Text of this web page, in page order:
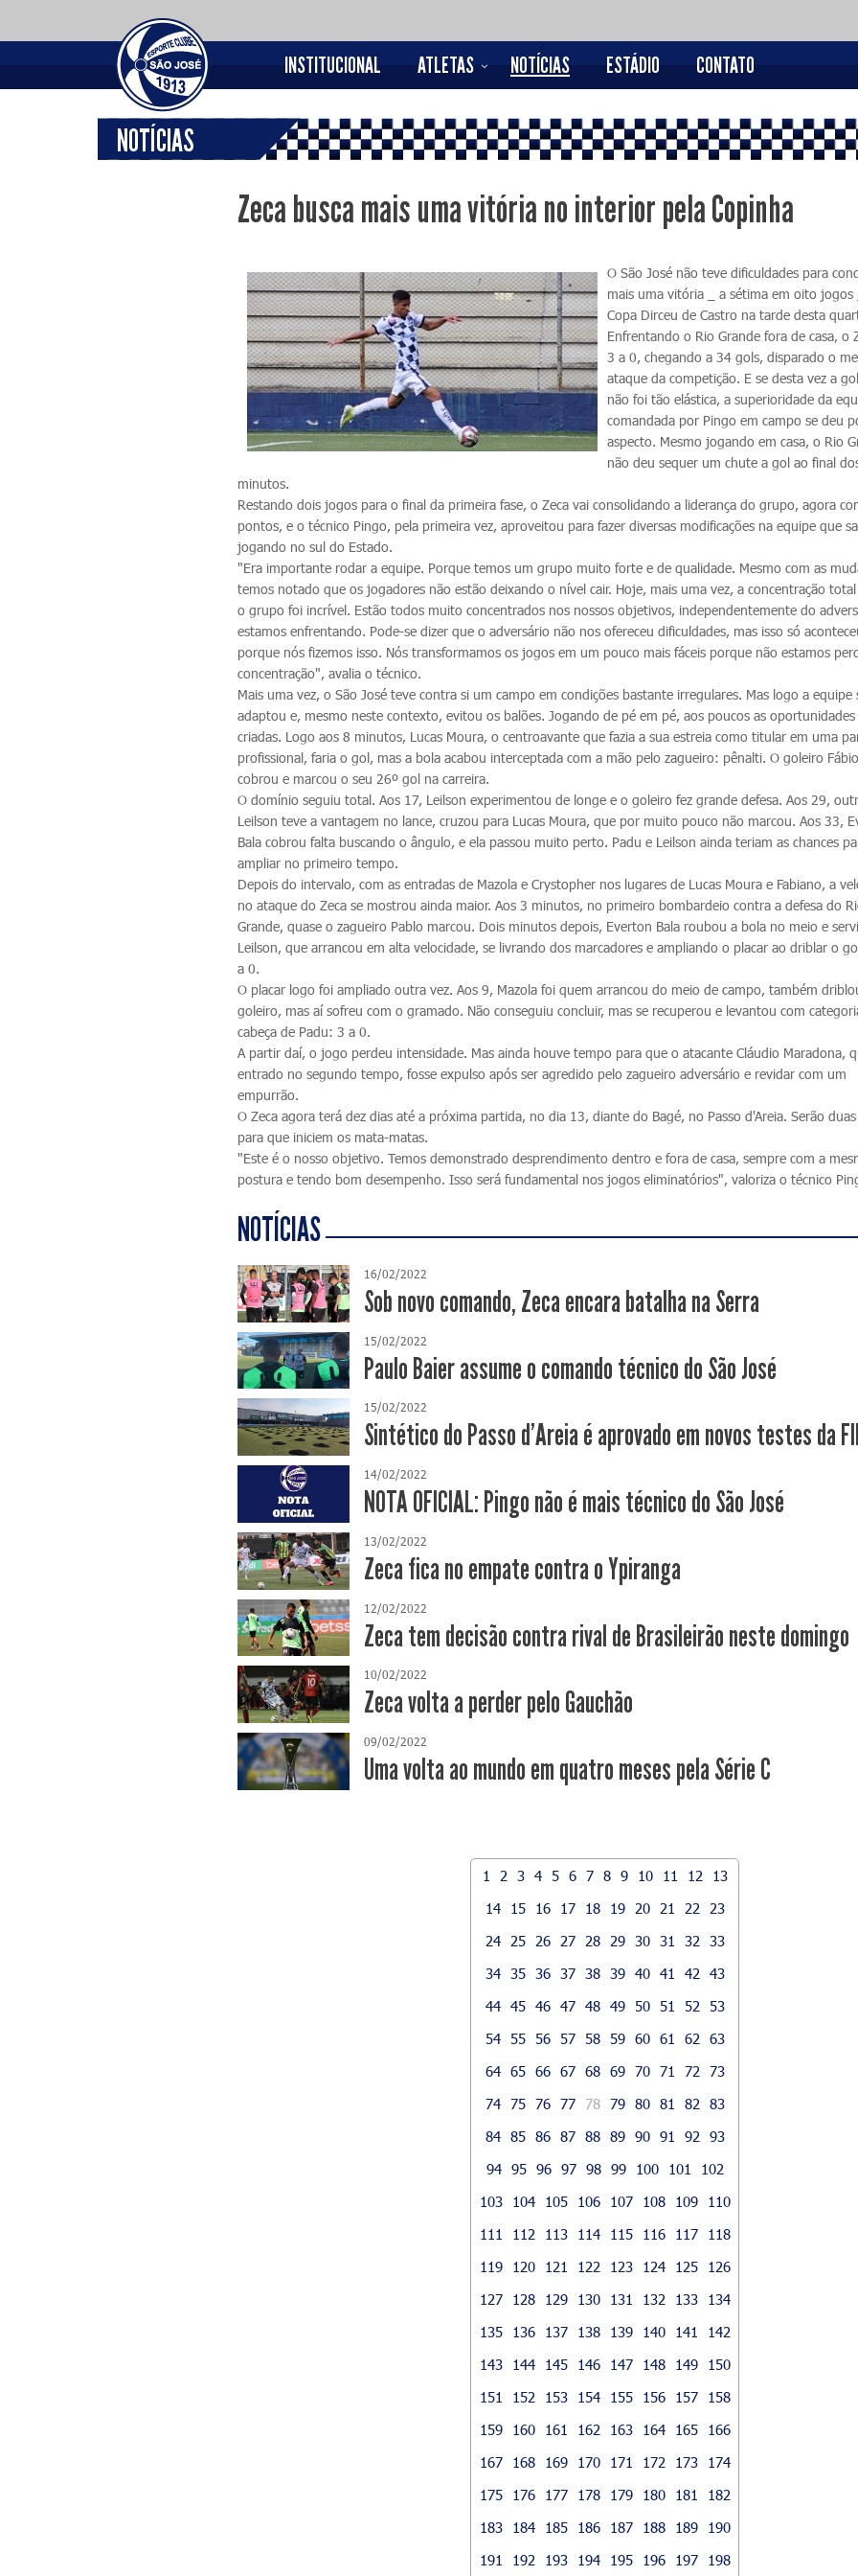
INSTITUCIONAL ATLETAS NOTÍCIAS ESTÁDIO CONTATO
NOTÍCIAS
Zeca busca mais uma vitória no interior pela Copinha
O São José não teve dificuldades para
mais uma vitória _ a sétima em oito jogos
Copa Dirceu de Castro na tarde desta
Enfrentando o Rio Grande fora de casa, o
3 a 0, chegando a 34 gols, disparado o
ataque da competição. E se desta vez a
não foi tão elástica, a superioridade da
comandada por Pingo em campo se deu
aspecto. Mesmo jogando em casa, o Rio
não deu sequer um chute a gol ao final
minutos.
Restando dois jogos para o final da primeira fase, o Zeca vai consolidando a liderança do grupo, agora
pontos, e o técnico Pingo, pela primeira vez, aproveitou para fazer diversas modificações na equipe que
jogando no sul do Estado.
"Era importante rodar a equipe. Porque temos um grupo muito forte e de qualidade. Mesmo com as
temos notado que os jogadores não estão deixando o nível cair. Hoje, mais uma vez, a concentração
o grupo foi incrível. Estão todos muito concentrados nos nossos objetivos, independentemente do
estamos enfrentando. Pode-se dizer que o adversário não nos ofereceu dificuldades, mas isso só
porque nós fizemos isso. Nós transformamos os jogos em um pouco mais fáceis porque não estamos
concentração", avalia o técnico.
Mais uma vez, o São José teve contra si um campo em condições bastante irregulares. Mas logo a equipe
adaptou e, mesmo neste contexto, evitou os balões. Jogando de pé em pé, aos poucos as
criadas. Logo aos 8 minutos, Lucas Moura, o centroavante que fazia a sua estreia como titular em uma
profissional, faria o gol, mas a bola acabou interceptada com a mão pelo zagueiro: pênalti. O goleiro
cobrou e marcou o seu 26º gol na carreira.
O domínio seguiu total. Aos 17, Leilson experimentou de longe e o goleiro fez grande defesa. Aos 29,
Leilson teve a vantagem no lance, cruzou para Lucas Moura, que por muito pouco não marcou. Aos 33,
Bala cobrou falta buscando o ângulo, e ela passou muito perto. Padu e Leilson ainda teriam as chances
ampliar no primeiro tempo.
Depois do intervalo, com as entradas de Mazola e Crystopher nos lugares de Lucas Moura e Fabiano, a
no ataque do Zeca se mostrou ainda maior. Aos 3 minutos, no primeiro bombardeio contra a defesa do
Grande, quase o zagueiro Pablo marcou. Dois minutos depois, Everton Bala roubou a bola no meio e
Leilson, que arrancou em alta velocidade, se livrando dos marcadores e ampliando o placar ao driblar o
a 0.
O placar logo foi ampliado outra vez. Aos 9, Mazola foi quem arrancou do meio de campo, também
goleiro, mas aí sofreu com o gramado. Não conseguiu concluir, mas se recuperou e levantou com
cabeça de Padu: 3 a 0.
A partir daí, o jogo perdeu intensidade. Mas ainda houve tempo para que o atacante Cláudio Maradona,
entrado no segundo tempo, fosse expulso após ser agredido pelo zagueiro adversário e revidar com um
empurrão.
O Zeca agora terá dez dias até a próxima partida, no dia 13, diante do Bagé, no Passo d'Areia. Serão
para que iniciem os mata-matas.
"Este é o nosso objetivo. Temos demonstrado desprendimento dentro e fora de casa, sempre com a
postura e tendo bom desempenho. Isso será fundamental nos jogos eliminatórios", valoriza o técnico
NOTÍCIAS
16/02/2022
Sob novo comando, Zeca encara batalha na Serra
15/02/2022
Paulo Baier assume o comando técnico do São José
15/02/2022
Sintético do Passo d'Areia é aprovado em novos testes da
14/02/2022
NOTA OFICIAL: Pingo não é mais técnico do São José
13/02/2022
Zeca fica no empate contra o Ypiranga
12/02/2022
Zeca tem decisão contra rival de Brasileirão neste domingo
10/02/2022
Zeca volta a perder pelo Gauchão
09/02/2022
Uma volta ao mundo em quatro meses pela Série C
1 2 3 4 5 6 7 8 9 10 11 12
13
14
15 16 17 18 19 20 21 22
23
24
25 26 27 28 29 30 31 32
33
34 35 36 37 38 39 40 41 42
43
44 45 46 47 48 49 50 51 52
53
54 55 56 57 58 59 60 61 62
63
64 65 66 67 68 69 70 71 72
73
74 75 76 77 78 79 80 81 82
83
84 85 86 87 88 89 90 91 92
93
94 95 96 97 98 99 100 101
102
103
104 105 106 107 108 109
110
111
112 113 114 115 116 117
118
119
120 121 122 123 124 125
126
127
128 129 130 131 132 133
134
135
136 137 138 139 140 141
142
143
144 145 146 147 148 149
150
151
152 153 154 155 156 157
158
159
160 161 162 163 164 165
166
167
168 169 170 171 172 173
174
175
176 177 178 179 180 181
182
183
184 185 186 187 188 189
190
191
192 193 194 195 196 197
198